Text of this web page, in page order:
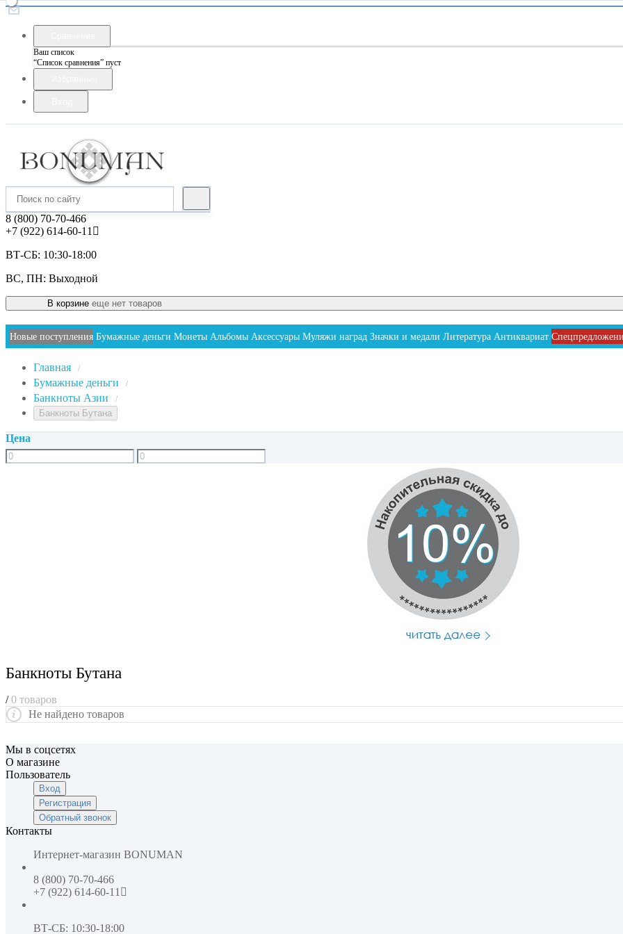
Ваш список
“Список сравнения” пуст
8 (800) 70-70-466
+7 (922) 614-60-11
ВТ-СБ: 10:30-18:00
ВС, ПН: Выходной
В корзине еще нет товаров
Новые поступления Бумажные деньги Монеты Альбомы Аксессуары Муляжи наград Значки и медали Литература Антиквариат
Главная /
Бумажные деньги /
Банкноты Азии /
Банкноты Бутана
Цена
Банкноты Бутана
/ 0 товаров
Не найдено товаров
Мы в соцсетях
О магазине
Пользователь
Вход
Регистрация
Обратный звонок
Контакты
Интернет-магазин BONUMAN
8 (800) 70-70-466
+7 (922) 614-60-11
ВТ-СБ: 10:30-18:00